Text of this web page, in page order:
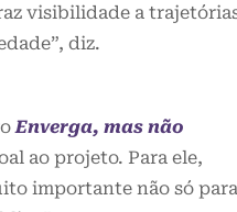
visibilidade a
diz.
Enverga, mas não
ao projeto. Para ele,
importante não só para